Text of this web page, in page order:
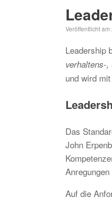
Veröffentlicht am
Leadership
verhaltens-
und wird
Das
John
Auf die